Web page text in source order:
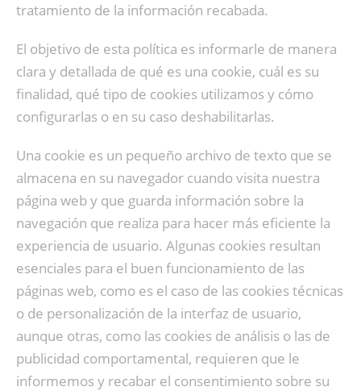
tratamiento de la información recabada.
El objetivo de esta política es informarle de manera
clara y detallada de qué es una cookie, cuál es su
finalidad, qué tipo de cookies utilizamos y cómo
configurarlas o en su caso deshabilitarlas.
Una cookie es un pequeño archivo de texto que se
almacena en su navegador cuando visita nuestra
página web y que guarda información sobre la
navegación que realiza para hacer más eficiente la
experiencia de usuario. Algunas cookies resultan
esenciales para el buen funcionamiento de las
páginas web, como es el caso de las cookies técnicas
o de personalización de la interfaz de usuario,
aunque otras, como las cookies de análisis o las de
publicidad comportamental, requieren que le
informemos y recabar el consentimiento sobre su